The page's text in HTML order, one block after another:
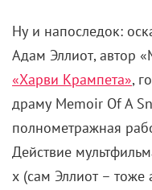
Ну и напоследок:
Адам Эллиот, автор
«Харви Крампета»,
драму Memoir Of A
полнометражная
Действие
х (сам Эллиот – тоже